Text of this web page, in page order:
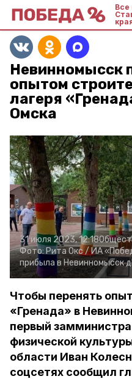
Все
Невинномысск
опытом
лагеря
Омска
31 июля 2023, 12:18
Фото: Рита Окс /ИА
прибыла в Невинномысск
Чтобы перенять
«Гренада» в
первый
физической
области Иван
соцсетях сообщил